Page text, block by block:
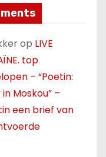
op LIVE
top
– “Poetin:
Moskou” –
een brief van